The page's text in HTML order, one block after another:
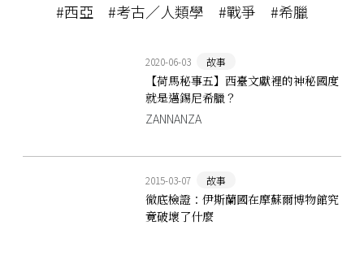
#西亞 #考古／人類學 #戰爭 #希臘
2020-06-03 故事
【荷馬秘事五】西臺文獻裡的神秘國度
就是邁錫尼希臘？
ZANNANZA
2015-03-07 故事
徹底檢證：伊斯蘭國在摩蘇爾博物館究
竟破壞了什麼